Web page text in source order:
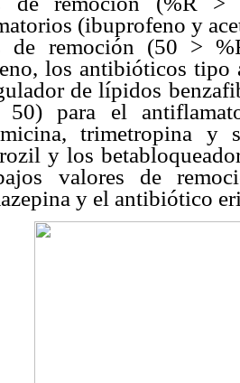
(ibuprofeno y
de remoción (50 >
los antibióticos
de lípidos
para el
trimetropina y
y los
valores de
y el antibiótico